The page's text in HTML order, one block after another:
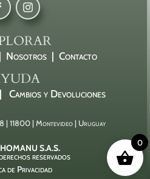
Nosotros | Contacto
Cambios y Devoluciones
| 11800 | Montevideo | Uruguay
S.A.S.
reservados
de Privacidad
0